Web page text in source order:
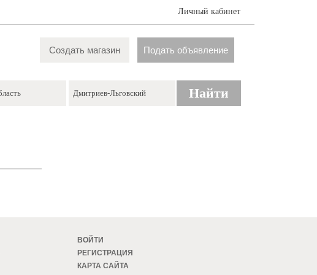
Личный кабинет
Создать магазин Подать объявление
Найти
ВОЙТИ
РЕГИСТРАЦИЯ
КАРТА САЙТА